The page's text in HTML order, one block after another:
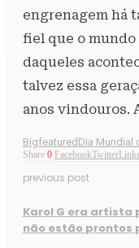
engrenagem há
fiel que o mundo
daqueles
talvez essa
anos vindouros.
Bigfeatured Dia Mundial
Share 0 FacebookTwitter
previous post
Karol G era artista
não estão prontos